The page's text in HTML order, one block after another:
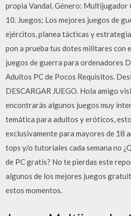
propia Vandal. Género: Multijugador
10. Juegos; Los mejores juegos de
ejércitos, planea tácticas y
pon a prueba tus dotes militares con
juegos de guerra para ordenadores
Adultos PC de Pocos Requisitos.
DESCARGAR JUEGO. Hola amigo
encontrarás algunos juegos muy
temática para adultos y eróticos,
exclusivamente para mayores de 18
tops y/o tutoriales cada semana no
de PC gratis? No te pierdas este
algunos de los mejores juegos
estos momentos.